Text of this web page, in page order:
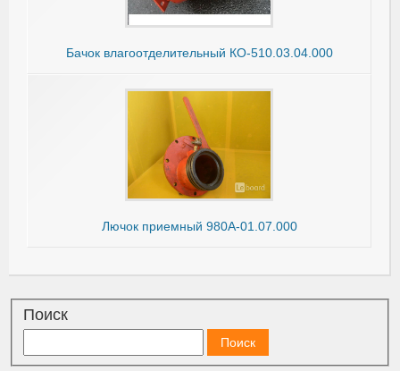
Бачок влагоотделительный КО-510.03.04.000
Лючок приемный 980А-01.07.000
Поиск